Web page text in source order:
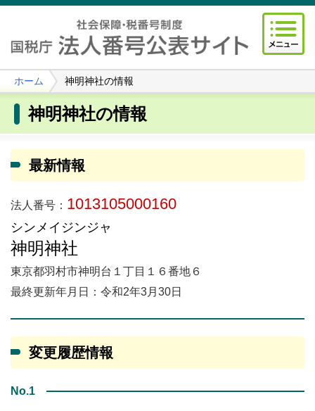
ホーム 神明神社の情報
神明神社の情報
最新情報
法人番号： 1013105000160
シンメイジンジャ
神明神社
東京都羽村市神明台１丁目１６番地６
最終更新年月日：令和2年3月30日
変更履歴情報
No.1